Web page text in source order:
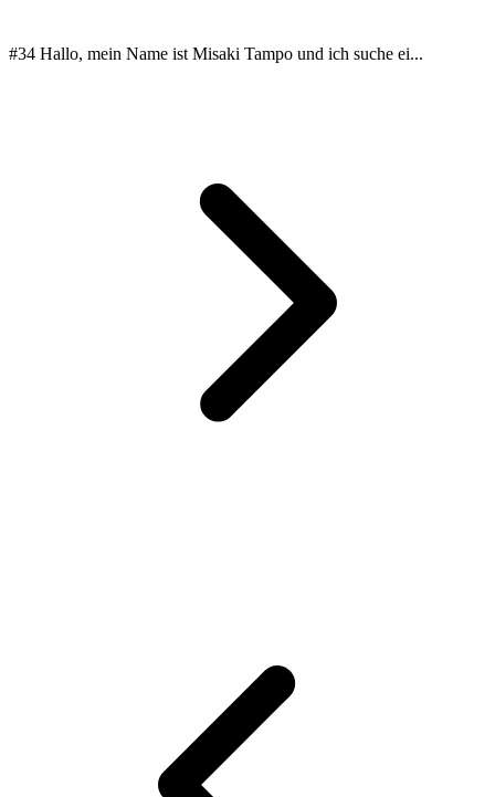
#34 Hallo, mein Name ist Misaki Tampo und ich suche ei...